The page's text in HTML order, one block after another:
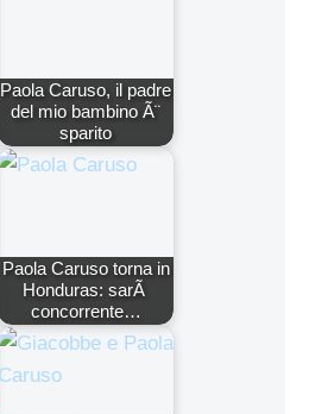
Paola Caruso, il padre
del mio bambino Ã¨
sparito
Paola Caruso torna in
Honduras: sarÃ
concorrente…